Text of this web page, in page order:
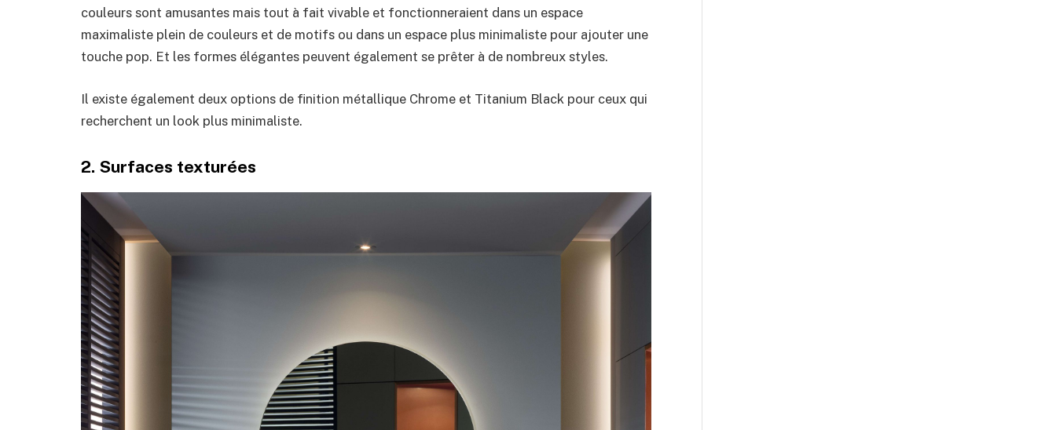
couleurs sont amusantes mais tout à fait vivable et fonctionneraient dans un espace
maximaliste plein de couleurs et de motifs ou dans un espace plus minimaliste pour ajouter une
touche pop. Et les formes élégantes peuvent également se prêter à de nombreux styles.
Il existe également deux options de finition métallique Chrome et Titanium Black pour ceux qui
recherchent un look plus minimaliste.
2. Surfaces texturées